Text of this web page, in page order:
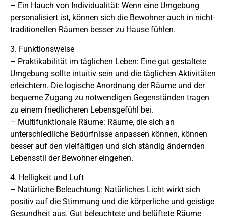
– Ein Hauch von Individualität: Wenn eine Umgebung
personalisiert ist, können sich die Bewohner auch in nicht-
traditionellen Räumen besser zu Hause fühlen.
3. Funktionsweise
– Praktikabilität im täglichen Leben: Eine gut gestaltete
Umgebung sollte intuitiv sein und die täglichen Aktivitäten
erleichtern. Die logische Anordnung der Räume und der
bequeme Zugang zu notwendigen Gegenständen tragen
zu einem friedlicheren Lebensgefühl bei.
– Multifunktionale Räume: Räume, die sich an
unterschiedliche Bedürfnisse anpassen können, können
besser auf den vielfältigen und sich ständig ändernden
Lebensstil der Bewohner eingehen.
4. Helligkeit und Luft
– Natürliche Beleuchtung: Natürliches Licht wirkt sich
positiv auf die Stimmung und die körperliche und geistige
Gesundheit aus. Gut beleuchtete und belüftete Räume